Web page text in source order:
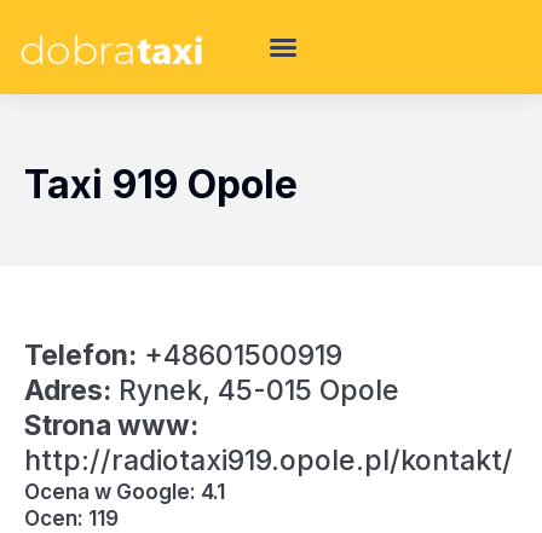
Taxi 919 Opole
Telefon: +48601500919
Adres: Rynek, 45-015 Opole
Strona www:
http://radiotaxi919.opole.pl/kontakt/
Ocena w Google: 4.1
Ocen: 119